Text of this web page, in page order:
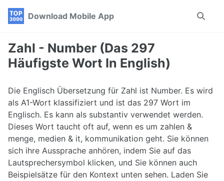
Skip
navigation
Skip
Skip
Download Mobile App
Toggle
Zahl - Number (Das 297
Häufigste Wort In English)
Die Englisch Übersetzung für Zahl ist Number. Es wird
als A1-Wort klassifiziert und ist das 297 Wort im
Englisch. Es kann als substantiv verwendet werden.
Dieses Wort taucht oft auf, wenn es um zahlen &
menge, medien & it, kommunikation geht. Sie können
sich ihre Aussprache anhören, indem Sie auf das
Lautsprechersymbol klicken, und Sie können auch
Beispielsätze für den Kontext unten sehen. Laden Sie